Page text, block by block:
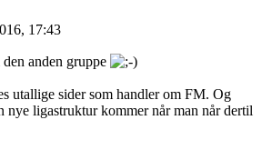
17:43
anden gruppe
utallige sider som handler om FM. Og
nye ligastruktur kommer når man når dertil